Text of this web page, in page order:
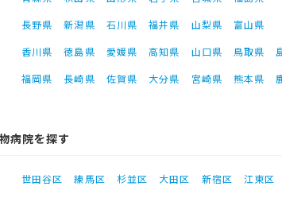
長野県 新潟県 石川県 福井県 山梨県
富山県
香川県 徳島県 愛媛県 高知県 山口県 鳥取県
福岡県 長崎県 佐賀県 大分県 宮崎県 熊本県
病院を探す
世田谷区 練馬区 杉並区 大田区 新宿区 江東区